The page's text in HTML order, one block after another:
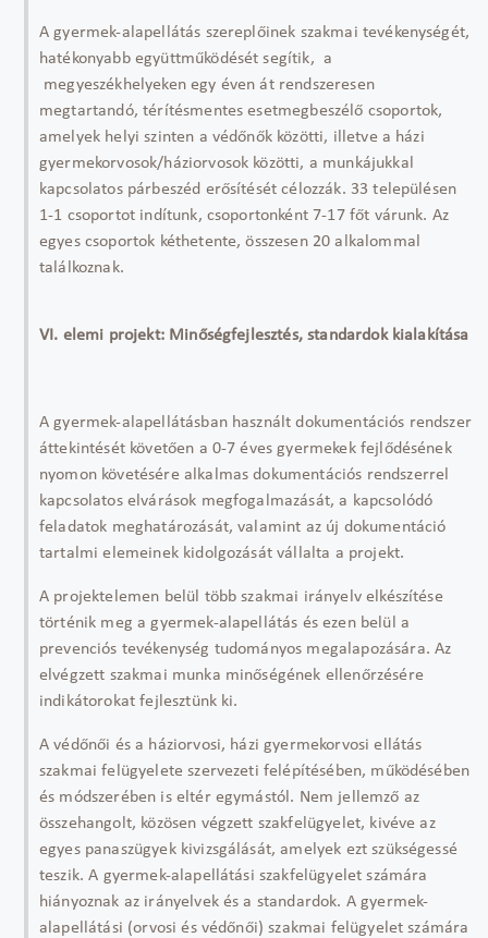
A gyermek-alapellátás szereplőinek szakmai tevékenységét,
hatékonyabb együttműködését segítik, a
megyeszékhelyeken egy éven át rendszeresen
megtartandó, térítésmentes esetmegbeszélő csoportok,
amelyek helyi szinten a védőnők közötti, illetve a házi
gyermekorvosok/háziorvosok közötti, a munkájukkal
kapcsolatos párbeszéd erősítését célozzák. 33 településen
1-1 csoportot indítunk, csoportonként 7-17 főt várunk. Az
egyes csoportok kéthetente, összesen 20 alkalommal
találkoznak.
VI. elemi projekt: Minőségfejlesztés, standardok kialakítása
A gyermek-alapellátásban használt dokumentációs rendszer
áttekintését követően a 0-7 éves gyermekek fejlődésének
nyomon követésére alkalmas dokumentációs rendszerrel
kapcsolatos elvárások megfogalmazását, a kapcsolódó
feladatok meghatározását, valamint az új dokumentáció
tartalmi elemeinek kidolgozását vállalta a projekt.
A projektelemen belül több szakmai irányelv elkészítése
történik meg a gyermek-alapellátás és ezen belül a
prevenciós tevékenység tudományos megalapozására. Az
elvégzett szakmai munka minőségének ellenőrzésére
indikátorokat fejlesztünk ki.
A védőnői és a háziorvosi, házi gyermekorvosi ellátás
szakmai felügyelete szervezeti felépítésében, működésében
és módszerében is eltér egymástól. Nem jellemző az
összehangolt, közösen végzett szakfelügyelet, kivéve az
egyes panaszügyek kivizsgálását, amelyek ezt szükségessé
teszik. A gyermek-alapellátási szakfelügyelet számára
hiányoznak az irányelvek és a standardok. A gyermek-
alapellátási (orvosi és védőnői) szakmai felügyelet számára